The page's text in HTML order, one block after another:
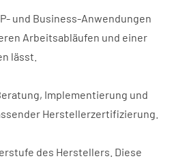
und Business-Anwendungen
Arbeitsabläufen und einer
lässt.
Implementierung und
Herstellerzertifizierung.
des Herstellers. Diese